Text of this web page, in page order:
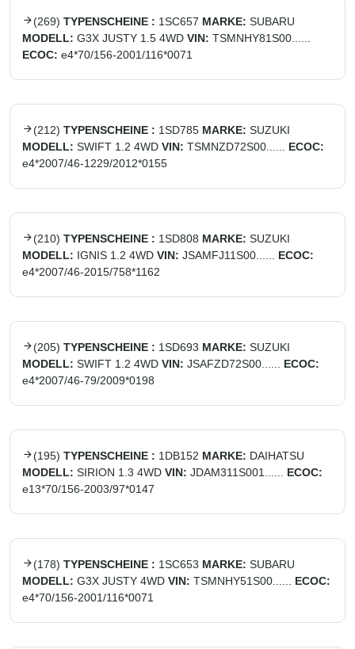
(269) TYPENSCHEINE : 1SC657 MARKE: SUBARU
MODELL: G3X JUSTY 1.5 4WD VIN: TSMNHY81S00......
ECOC: e4*70/156-2001/116*0071
(212) TYPENSCHEINE : 1SD785 MARKE: SUZUKI
MODELL: SWIFT 1.2 4WD VIN: TSMNZD72S00......
ECOC:
e4*2007/46-1229/2012*0155
(210) TYPENSCHEINE : 1SD808 MARKE: SUZUKI
MODELL: IGNIS 1.2 4WD VIN: JSAMFJ11S00......
ECOC:
e4*2007/46-2015/758*1162
(205) TYPENSCHEINE : 1SD693 MARKE: SUZUKI
MODELL: SWIFT 1.2 4WD VIN: JSAFZD72S00......
ECOC:
e4*2007/46-79/2009*0198
(195) TYPENSCHEINE : 1DB152 MARKE: DAIHATSU
MODELL: SIRION 1.3 4WD VIN: JDAM311S001......
ECOC:
e13*70/156-2003/97*0147
(178) TYPENSCHEINE : 1SC653 MARKE: SUBARU
MODELL: G3X JUSTY 4WD VIN: TSMNHY51S00......
ECOC:
e4*70/156-2001/116*0071